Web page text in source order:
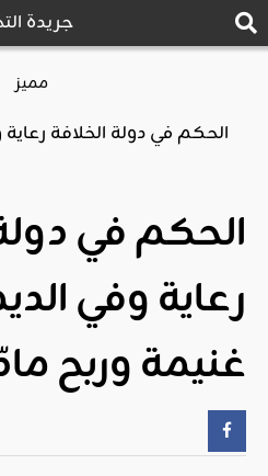
جريدة
مميز
الحكم في
رعاية وفي
غنيمة وربح